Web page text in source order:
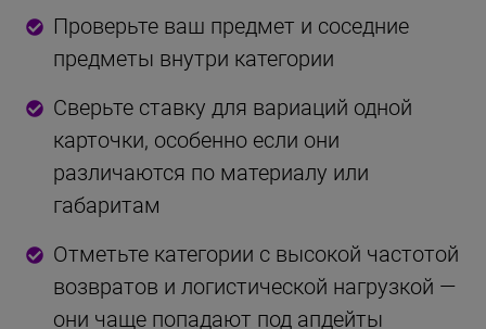
Проверьте ваш предмет и соседние
предметы внутри категории
Сверьте ставку для вариаций одной
карточки, особенно если они
различаются по материалу или
габаритам
Отметьте категории с высокой частотой
возвратов и логистической нагрузкой —
они чаще попадают под апдейты